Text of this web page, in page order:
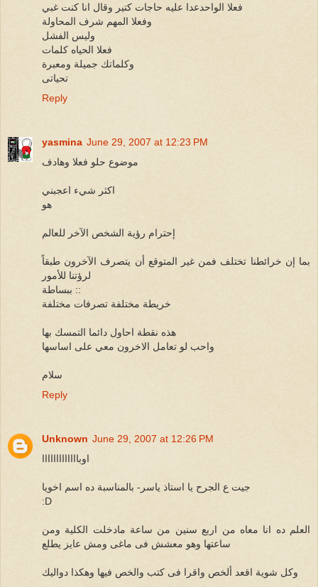
فعلا الواحدعدا عليه حاجات كتير وقال انا كنت غبي
وفعلا المهم شرف المحاولة
وليس الفشل
فعلا الحياه كلمات
وكلماتك جميلة ومعبرة
تحياتى
Reply
yasmina June 29, 2007 at 12:23 PM
موضوع حلو فعلا وهادف
اكثر شيء اعجبني
هو
إحترام رؤية الشخص الآخر للعالم
بما إن خرائطنا تختلف فمن غير المتوقع أن يتصرف الآخرون طبقاً
لرؤتنا للأمور
ببساطة ::
خريطة مختلفة تصرفات مختلفة
هذه نقطة احاول دائما التمسك بها
واحب لو تعامل الاخرون معي على اساسها
سلام
Reply
Unknown June 29, 2007 at 12:26 PM
اوبااااااااااااا
جيت ع الجرح يا استاذ ياسر- بالمناسبة ده اسم اخويا
:D
العلم ده انا معاه من اربع سنين من ساعة مادخلت الكلية ومن
ساعتها وهو معشش فى ماغى ومش عايز يطلع
وكل شوية اقعد ألخص واقرا فى كتب والخص فيها وهكذا دواليك